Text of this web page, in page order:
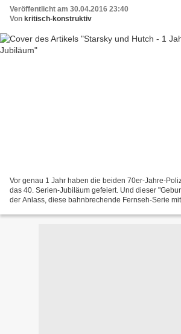
Veröffentlicht am 30.04.2016 23:40
Von kritisch-konstruktiv
Vor genau 1 Jahr haben die beiden 70er-Jahre-
das 40. Serien-Jubiläum gefeiert. Und dieser
der Anlass, diese bahnbrechende Fernseh-Serie